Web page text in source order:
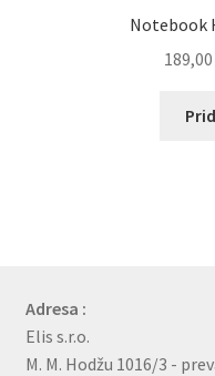
Notebook
189,00
Adresa :
Elis s.r.o.
M. M. Hodžu 1016/3 -